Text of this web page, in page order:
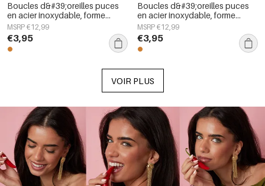
Boucles d&#39;oreilles puces
en acier inoxydable, forme
géométrique, collection simple
pour le quotidien, bijoux pour
femmes
MSRP €12,99
€3,95
Boucles d&#39;oreilles puces
en acier inoxydable, forme
géométrique, collection simple
pour le quotidien, bijoux pour
femmes
MSRP €12,99
€3,95
VOIR PLUS